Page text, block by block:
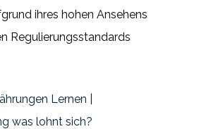
ihres hohen Ansehens
Regulierungsstandards
Lernen |
was lohnt sich?